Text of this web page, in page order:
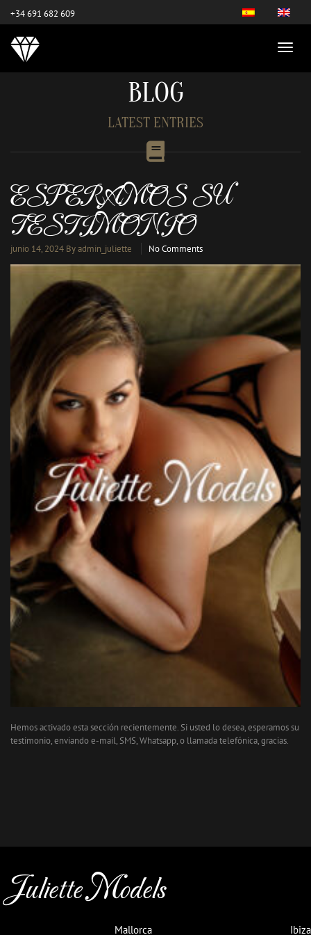
+34 691 682 609
BLOG
LATEST ENTRIES
ESPERAMOS SU
TESTIMONIO
junio 14, 2024 By admin_juliette No Comments
Hemos activado esta sección recientemente. Si usted lo desea, esperamos su
testimonio, enviando e-mail, SMS, Whatsapp, o llamada telefónica, gracias.
Juliette Models
Mallorca Ibiza